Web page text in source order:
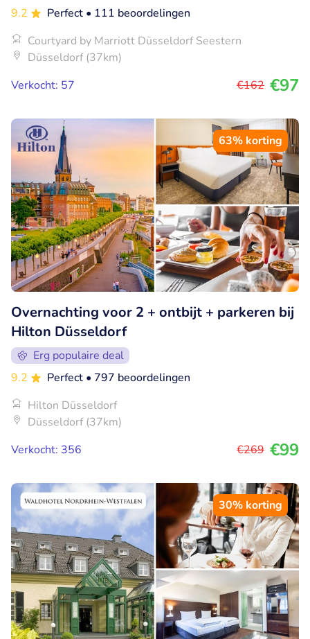
9.2 Perfect • 111 beoordelingen
Courtyard by Marriott Düsseldorf Seestern
Düsseldorf (37km)
Verkocht: 57
€162 €97
63% korting
Overnachting voor 2 + ontbijt + parkeren bij
Hilton Düsseldorf
Erg populaire deal
9.2
Perfect • 797 beoordelingen
Hilton Düsseldorf
Düsseldorf (37km)
Verkocht: 356
€269 €99
30% korting